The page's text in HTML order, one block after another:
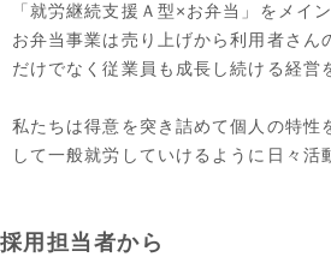
「就労継続支援Ａ型×お弁当」をメイ
お弁当事業は売り上げから利用者さ
だけでなく従業員も成長し続ける経営
私たちは得意を突き詰めて個人の特性
して一般就労していけるように日々活
採用担当者から